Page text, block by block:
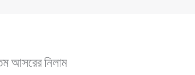
আসরের নিলাম